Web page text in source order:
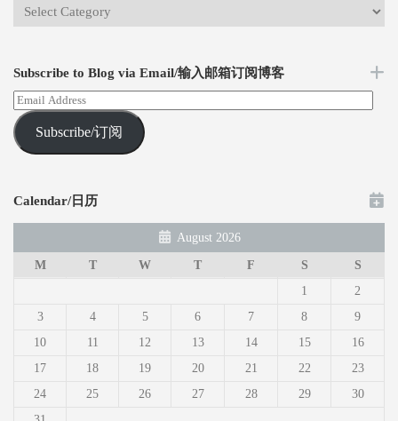
Subscribe to Blog via Email/输入邮箱订阅博客
Subscribe/订阅
Calendar/日历
August 2026
M T W T F S
S
1
2
3
4 5 6 7 8
9
10
11 12 13 14 15
16
17
18 19 20 21 22
23
24
25 26 27 28 29
30